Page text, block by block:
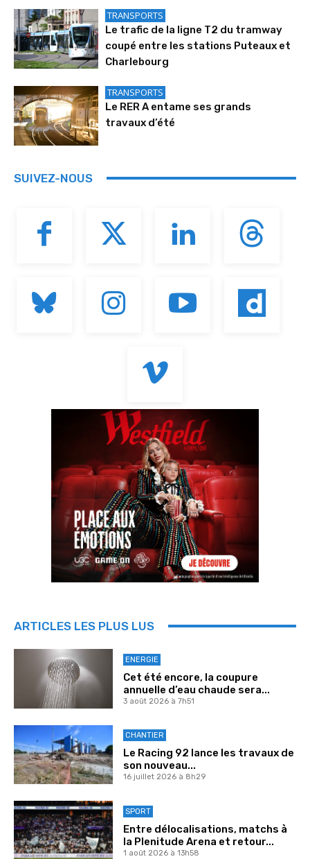
TRANSPORTS
Le trafic de la ligne T2 du tramway
coupé entre les stations Puteaux et
Charlebourg
TRANSPORTS
Le RER A entame ses grands
travaux d’été
SUIVEZ-NOUS
ARTICLES LES PLUS LUS
ENERGIE
Cet été encore, la coupure
annuelle d’eau chaude sera...
3 août 2026 à 7h51
CHANTIER
Le Racing 92 lance les travaux de
son nouveau...
16 juillet 2026 à 8h29
SPORT
Entre délocalisations, matchs à
la Plenitude Arena et retour...
1 août 2026 à 13h58